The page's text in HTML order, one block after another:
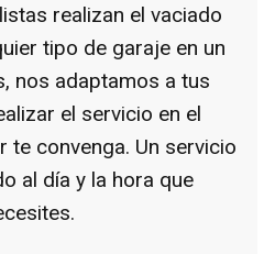
realizan el vaciado
tipo de garaje en un
nos adaptamos a tus
el servicio en el
te convenga. Un servicio
al día y la hora que